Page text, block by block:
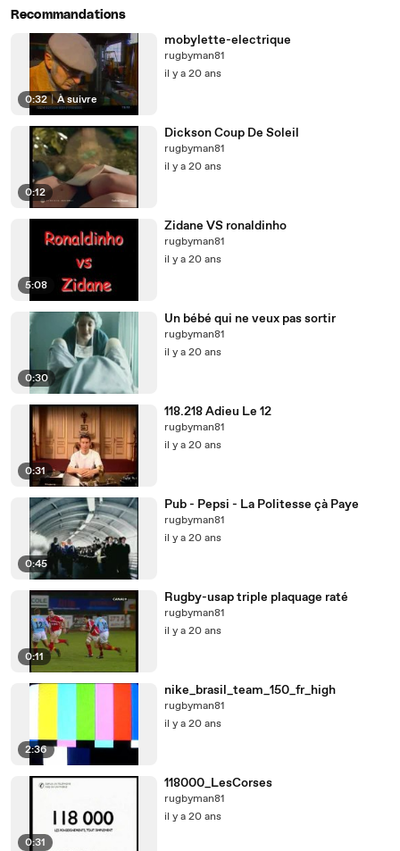
Recommandations
0:32 | À suivre
mobylette-electrique
rugbyman81
il y a 20 ans
0:12
Dickson Coup De Soleil
rugbyman81
il y a 20 ans
5:08
Zidane VS ronaldinho
rugbyman81
il y a 20 ans
0:30
Un bébé qui ne veux pas sortir
rugbyman81
il y a 20 ans
0:31
118.218 Adieu Le 12
rugbyman81
il y a 20 ans
0:45
Pub - Pepsi - La Politesse çà Paye
rugbyman81
il y a 20 ans
0:11
Rugby-usap triple plaquage raté
rugbyman81
il y a 20 ans
2:36
nike_brasil_team_150_fr_high
rugbyman81
il y a 20 ans
0:31
118000_LesCorses
rugbyman81
il y a 20 ans